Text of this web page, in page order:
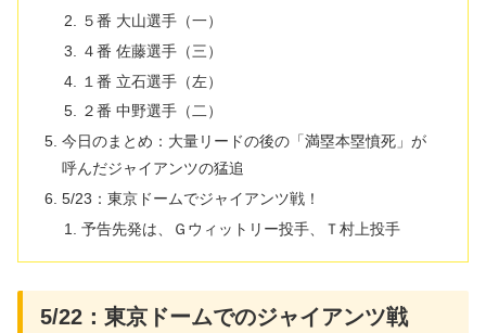
５番 大山選手（一）
４番 佐藤選手（三）
１番 立石選手（左）
２番 中野選手（二）
​今日のまとめ：大量リードの後の「満塁本塁憤死」が
呼んだジャイアンツの猛追
5/23：東京ドームでジャイアンツ戦！
予告先発は、Ｇウィットリー投手、Ｔ村上投手
5/22：東京ドームでのジャイアンツ戦